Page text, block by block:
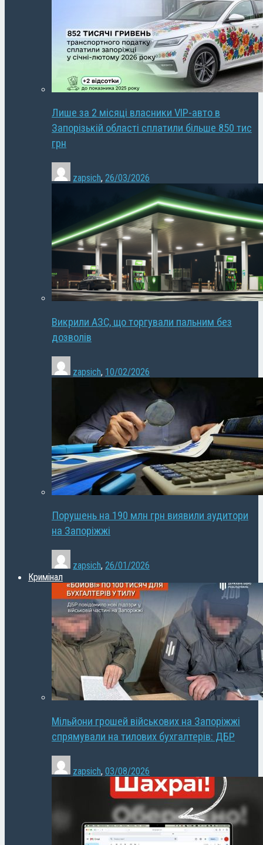
Лише за 2 місяці власники VIP-авто в
Запорізькій області сплатили більше 850 тис
грн
zapsich, 26/03/2026
Викрили АЗС, що торгували пальним без
дозволів
zapsich, 10/02/2026
Порушень на 190 млн грн виявили аудитори
на Запоріжжі
zapsich, 26/01/2026
Кримінал
Мільйони грошей військових на Запоріжжі
спрямували на тилових бухгалтерів: ДБР
zapsich, 03/08/2026